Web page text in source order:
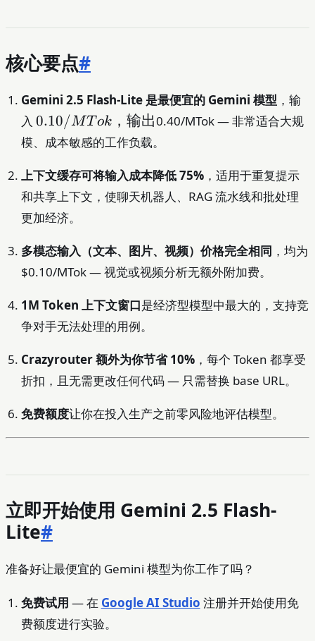
核心要点#
Gemini 2.5 Flash-Lite 是最便宜的 Gemini 模型 ，输
入 0.10/MTok，
输出
0.10/MT ok ，输出0.40/MTok — 非常适合大规
模、成本敏感的工作负载。
上下文缓存可将输入成本降低 75%，适用于重复提示
和共享上下文，使聊天机器人、RAG 流水线和批处理
更加经济。
多模态输入（文本、图片、视频）价格完全相同 ，均为
$0.10/MTok — 视觉或视频分析无额外附加费。
1M Token 上下文窗口是经济型模型中最大的，支持竞
争对手无法处理的用例。
Crazyrouter 额外为你节省 10%，每个 Token 都享受
折扣，且无需更改任何代码 — 只需替换 base URL。
免费额度让你在投入生产之前零风险地评估模型。
立即开始使用 Gemini 2.5 Flash-
Lite#
准备好让最便宜的 Gemini 模型为你工作了吗？
免费试用 — 在 Google AI Studio 注册并开始使用免
费额度进行实验。